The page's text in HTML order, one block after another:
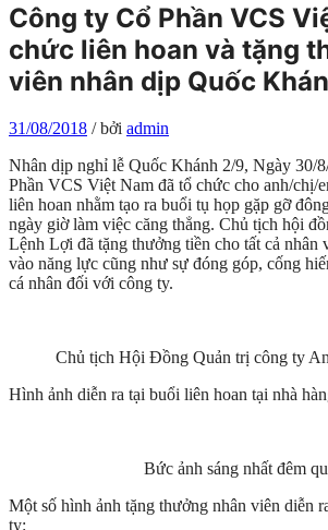
Công ty Cổ Phần VCS
chức liên hoan và tặng
viên nhân dịp Quốc
31/08/2018 /bởi admin
Nhân dịp nghỉ lễ Quốc Khánh 2/9, Ngày 30/
Phần VCS Việt Nam đã tổ chức cho anh/chị/
liên hoan nhằm tạo ra buổi tụ họp gặp gỡ
ngày giờ làm việc căng thẳng. Chủ tịch hội
Lệnh Lợi đã tặng thưởng tiền cho tất cả nhân
vào năng lực cũng như sự đóng góp, cống
cá nhân đối với công ty.
Chủ tịch Hội Đồng Quản trị công ty
Hình ảnh diễn ra tại buổi liên hoan tại nhà
Bức ảnh sáng nhất đêm
Một số hình ảnh tặng thưởng nhân viên diễn
ty: